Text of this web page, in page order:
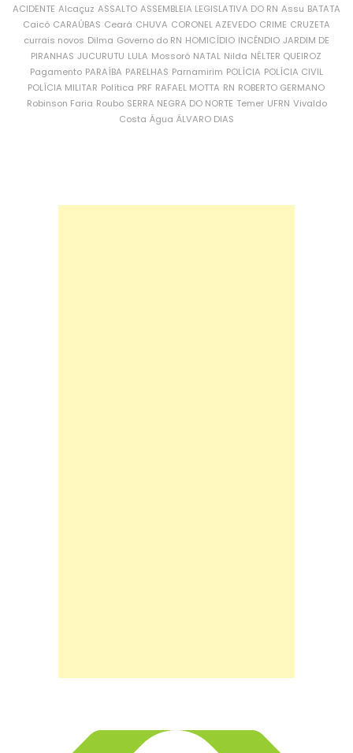
ACIDENTE Alcaçuz ASSALTO ASSEMBLEIA LEGISLATIVA DO RN Assu BATATA
Caicó CARAÚBAS Ceará CHUVA CORONEL AZEVEDO CRIME CRUZETA
currais novos Dilma Governo do RN HOMICÍDIO INCÊNDIO JARDIM DE
PIRANHAS JUCURUTU LULA Mossoró NATAL Nilda NÉLTER QUEIROZ
Pagamento PARAÍBA PARELHAS Parnamirim POLÍCIA POLÍCIA CIVIL
POLÍCIA MILITAR Política PRF RAFAEL MOTTA RN ROBERTO GERMANO
Robinson Faria Roubo SERRA NEGRA DO NORTE Temer UFRN Vivaldo
Costa Água ÁLVARO DIAS